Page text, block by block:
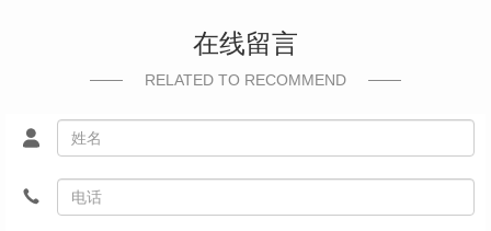
在线留言
RELATED TO RECOMMEND